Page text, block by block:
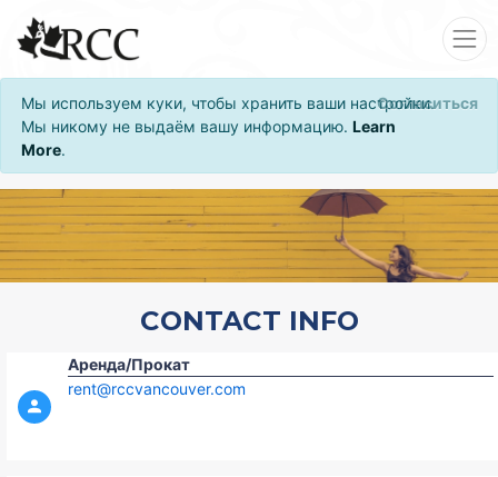
Мы используем куки, чтобы хранить ваши настройки.
Мы никому не выдаём вашу информацию. Learn
More.
Согласиться
CONTACT INFO
Аренда/Прокат
rent@rccvancouver.com